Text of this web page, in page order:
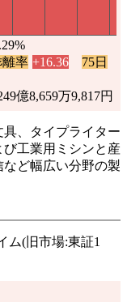
離率 +16.36
75日
億8,659万9,817円
、タイプライター
工業用ミシンと産
ど幅広い分野の製
ム(旧市場:東証1